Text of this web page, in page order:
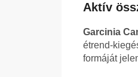
Aktív
Garcinia
étrend-
formáját